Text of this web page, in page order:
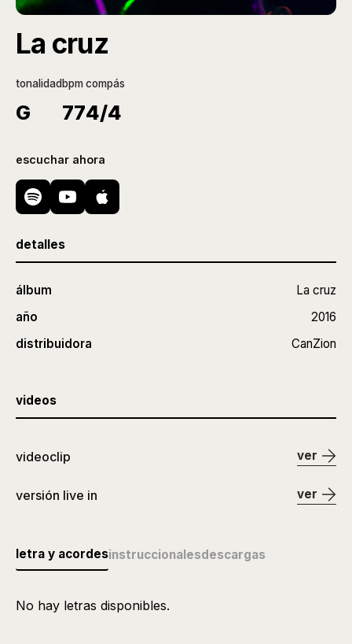
detalles
álbum
La cruz
año
2016
distribuidora
CanZion
videos
videoclip ver
versión live in ver
La cruz
tonalidad
G
bpm
77
compás
4/4
escuchar ahora
letra y acordesinstruccionalesdescargas
No hay letras disponibles.